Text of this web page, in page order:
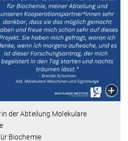
der Abteilung Molekulare
Biochemie